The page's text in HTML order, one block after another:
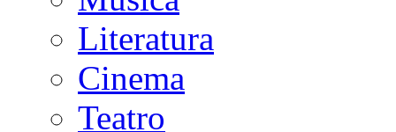
Literatura
Cinema
Teatro